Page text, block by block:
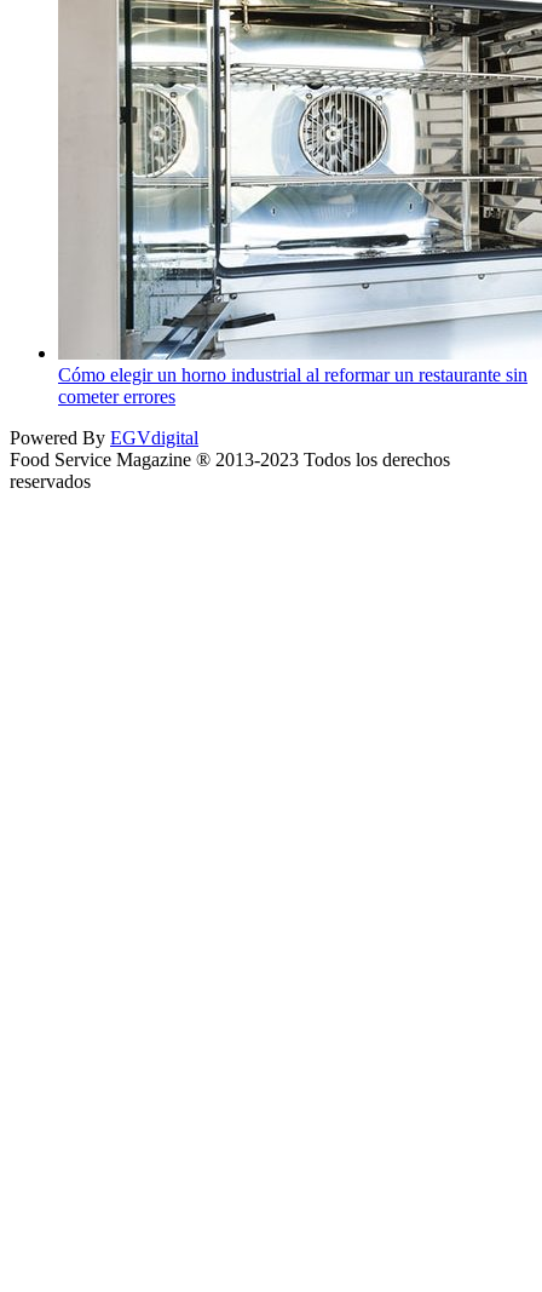
Cómo elegir un horno industrial al reformar un restaurante sin
cometer errores
Powered By EGVdigital
Food Service Magazine ® 2013-2023 Todos los derechos
reservados